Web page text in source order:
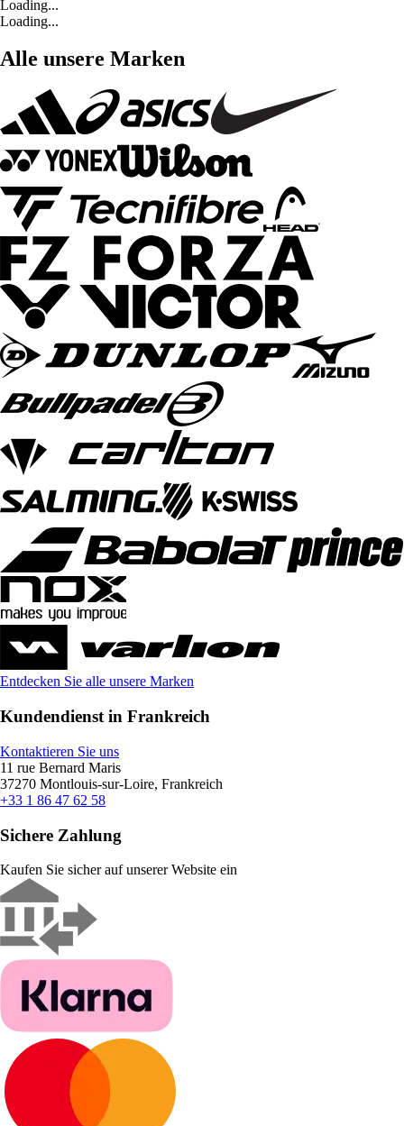
Loading...
Loading...
Alle unsere Marken
Entdecken Sie alle unsere Marken
Kundendienst in Frankreich
Kontaktieren Sie uns
11 rue Bernard Maris
37270 Montlouis-sur-Loire, Frankreich
+33 1 86 47 62 58
Sichere Zahlung
Kaufen Sie sicher auf unserer Website ein